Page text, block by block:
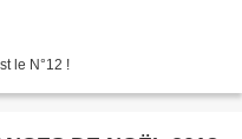
le N°12 !